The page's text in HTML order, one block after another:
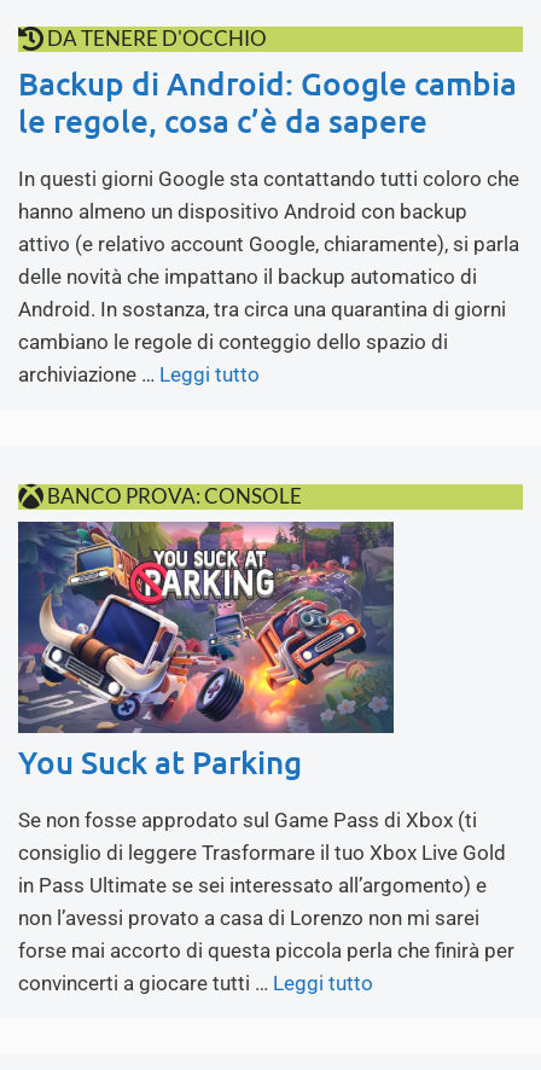
DA TENERE D'OCCHIO
Backup di Android: Google cambia
le regole, cosa c’è da sapere
In questi giorni Google sta contattando tutti coloro che
hanno almeno un dispositivo Android con backup
attivo (e relativo account Google, chiaramente), si parla
delle novità che impattano il backup automatico di
Android. In sostanza, tra circa una quarantina di giorni
cambiano le regole di conteggio dello spazio di
archiviazione … Leggi tutto
BANCO PROVA: CONSOLE
You Suck at Parking
Se non fosse approdato sul Game Pass di Xbox (ti
consiglio di leggere Trasformare il tuo Xbox Live Gold
in Pass Ultimate se sei interessato all’argomento) e
non l’avessi provato a casa di Lorenzo non mi sarei
forse mai accorto di questa piccola perla che finirà per
convincerti a giocare tutti … Leggi tutto